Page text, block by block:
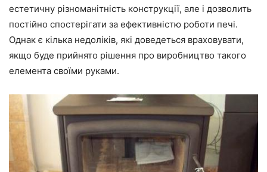
естетичну різноманітність конструкції, але і дозволить
постійно спостерігати за ефективністю роботи печі.
Однак є кілька недоліків, які доведеться враховувати,
якщо буде прийнято рішення про виробництво такого
елемента своїми руками.